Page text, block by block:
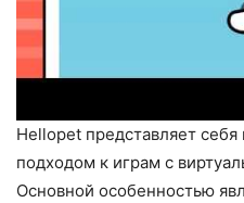
Hellopet представляет
подходом к играм с
Основной особенностью